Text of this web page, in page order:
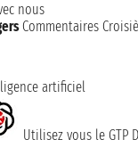
nous
Commentaires
artificiel
Utilisez vous le GTP